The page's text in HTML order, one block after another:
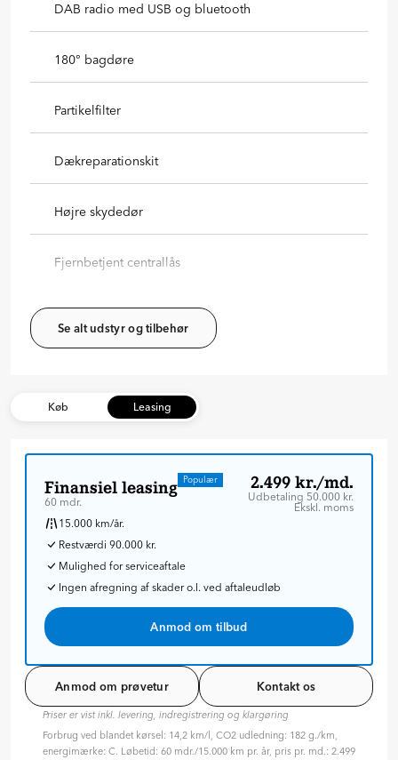
DAB radio med USB og bluetooth
180° bagdøre
Partikelfilter
Dækreparationskit
Højre skydedør
Fjernbetjent centrallås
Se alt udstyr og tilbehør
Køb Leasing
Finansiel leasing
60 mdr.
Populær 2.499 kr./md.
Udbetaling 50.000 kr.
Ekskl. moms
15.000 km/år.
Restværdi 90.000 kr.
Mulighed for serviceaftale
Ingen afregning af skader o.l. ved aftaleudløb
Anmod om tilbud
Anmod om prøvetur Kontakt os
Priser er vist inkl. levering, indregistrering og klargøring
Forbrug ved blandet kørsel: 14,2 km/l, CO2 udledning: 182 g./km,
energimærke: C. Løbetid: 60 mdr./15.000 km pr. år, pris pr. md.: 2.499